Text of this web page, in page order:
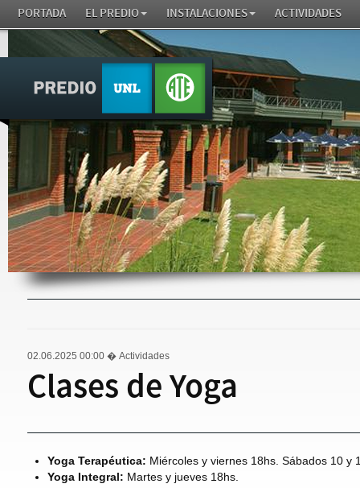
PORTADA EL PREDIO INSTALACIONES ACTIVIDADES
02.06.2025 00:00 � Actividades
Clases de Yoga
Yoga Terapéutica: Miércoles y viernes 18hs. Sábados 10 y
Yoga Integral: Martes y jueves 18hs.